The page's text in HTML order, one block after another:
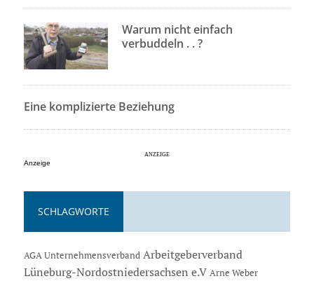
Warum nicht einfach
verbuddeln . . ?
Eine komplizierte Beziehung
Anzeige
SCHLAGWORTE
AGA Unternehmensverband Arbeitgeberverband
Lüneburg-Nordostniedersachsen e.V Arne Weber